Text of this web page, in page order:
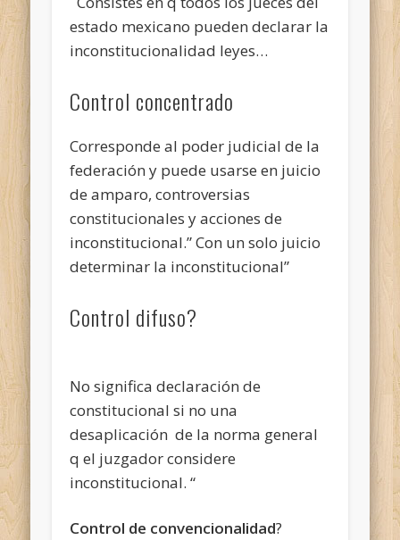
estado mexicano pueden declarar la
inconstitucionalidad leyes…
Control concentrado
Corresponde al poder judicial de la
federación y puede usarse en juicio
de amparo, controversias
constitucionales y acciones de
inconstitucional.” Con un solo juicio
determinar la inconstitucional”
Control difuso?
No significa declaración de
constitucional si no una
desaplicación de la norma general
q el juzgador considere
inconstitucional. “
Control de convencionalidad?